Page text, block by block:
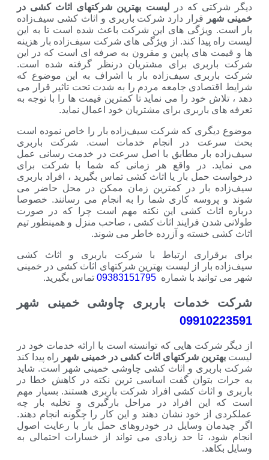
که در لیست بهترین شرکتهای اثاث کشی در
قرار دارد شرکت باربری و اثاث کشی سیف‌زاده
های این شرکت باعث شده است تا به این
کند. از ویژگی های شرکت سیف‌زاده بار هزینه
پایین و مقرون به صرفه ای است که در این
برای مشتریان درنظر گرفته شده است.
سیف‌زاده بار با اشراف به این موضوع که
جامعه مردم را به شدت تحت تاثیر قرار می
را می نماید تا کمترین قیمت ها را با توجه به
برای مشتریان خود اعمال نماید.
که شرکت سیف‌زاده بار را خاص نموده است
در انجام خدمات است. شرکت باربری
مطابق با اصل سرعت در خدمت رسانی عمل
واقع هر زمانی که شما با شرکت برای
بار یا اثاث کشی تماس بگیرید ، افراد باربری
در کمترین زمان ممکن در محل حاضر می
کاری شما را به انجام می رسانند. خصوصا
کشی این نکته مهم است چرا که در صورت
فرایند اثاث کشی ، صاحب منزل و همینطور تیم
و آزرده خاطر می شوند.
ارتباط با شرکت باربری و اثاث کشی
از لیست بهترین شرکتهای اثاث کشی در خمینی
با شماره 09383151795 تماس بگیرید.
باربری چاوشی خمینی شهر
هایی که توانسته است با ارائه خدمات خود در
شرکتهای اثاث کشی در خمینی شهر راه پیدا کند
و اثاث کشی چاوشی خمینی شهر است. شاید
گفت اساسی ترین نکته در کاهش خطا در
کشی افراد شرکت باربری هستند. بسیار مهم
افراد در مراحل بارگیری و تخلیه بار چه
نشان دهند و این کار را چگونه انجام دهند.
وسایل در خودروهای حمل بار با رعایت اصول
تا حد زیادی می تواند از خسارات احتمالی به